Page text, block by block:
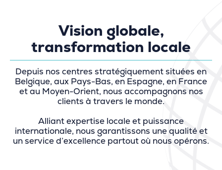
Vision globale,
transformation locale
Depuis nos centres stratégiquement situées en
Belgique, aux Pays-Bas, en Espagne, en France
et au Moyen-Orient, nous accompagnons nos
clients à travers le monde.
Alliant expertise locale et puissance
internationale, nous garantissons une qualité et
un service d’excellence partout où nous opérons.